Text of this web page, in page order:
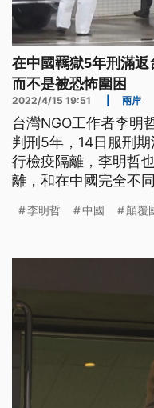
在中國羈獄5年刑滿返
而不是被恐怖圍困
2022/4/15 19:51 兩岸
台灣NGO工作者李明
判刑5年，14日服刑
行檢疫隔離，李明哲
離，和在中國完全不
調查，讓國人更加了
李明哲 中國 顛覆